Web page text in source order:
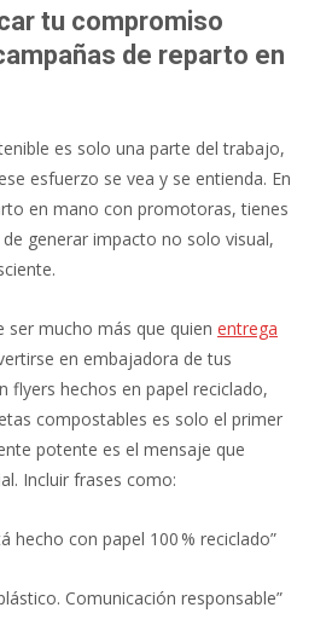
tu compromiso
de reparto en
es solo una parte del trabajo,
esfuerzo se vea y se entienda. En
en mano con promotoras, tienes
generar impacto no solo visual,
mucho más que quien entrega
en embajadora de tus
flyers hechos en papel reciclado,
compostables es solo el primer
potente es el mensaje que
Incluir frases como:
con papel 100 % reciclado”
Comunicación responsable”